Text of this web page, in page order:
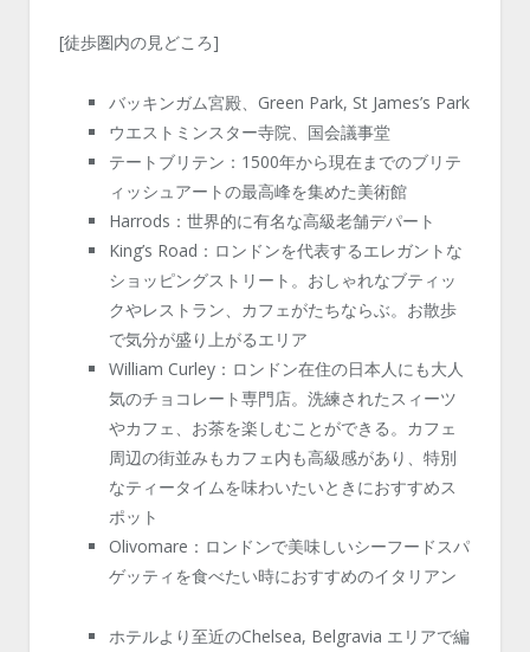
[徒歩圏内の見どころ]
バッキンガム宮殿、Green Park, St James’s Park
ウエストミンスター寺院、国会議事堂
テートブリテン：1500年から現在までのブリテ
ィッシュアートの最高峰を集めた美術館
Harrods：世界的に有名な高級老舗デパート
King’s Road：ロンドンを代表するエレガントな
ショッピングストリート。おしゃれなブティッ
クやレストラン、カフェがたちならぶ。お散歩
で気分が盛り上がるエリア
William Curley：ロンドン在住の日本人にも大人
気のチョコレート専門店。洗練されたスィーツ
やカフェ、お茶を楽しむことができる。カフェ
周辺の街並みもカフェ内も高級感があり、特別
なティータイムを味わいたいときにおすすめス
ポット
Olivomare：ロンドンで美味しいシーフードスパ
ゲッティを食べたい時におすすめのイタリアン
ホテルより至近のChelsea, Belgravia エリアで編